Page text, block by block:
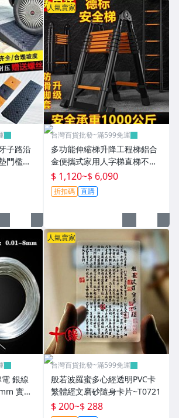
子路沿
門檻緩
人氣賣家
台灣百貨批發~滿599免運
多功能伸縮梯升降工程梯鋁合
金便攜式家用人字梯直梯不銹
鋼折疊梯~T0730
$ 1,120~$ 6,090
折扣碼 直購
銀線
實驗
人氣賣家
台灣百貨批發~滿599免運
般若波羅蜜多心經透明PVC卡
繁體經文磨砂隨身卡片~T0721
$ 200~$ 288